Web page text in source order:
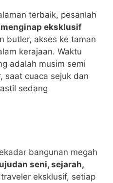
terbaik, pesanlah
eksklusif
butler, akses ke taman
kerajaan. Waktu
adalah musim semi
saat cuaca sejuk dan
sedang
bangunan megah
seni, sejarah,
eksklusif, setiap